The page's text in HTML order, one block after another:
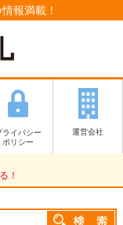
報満載！
ライバシー
ポリシー
運営会社
！